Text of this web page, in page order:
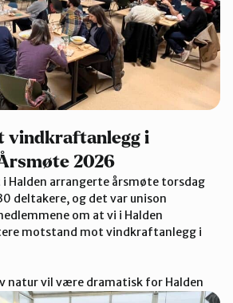
vindkraftanlegg i
2026
Halden arrangerte årsmøte torsdag
deltakere, og det var unison
om at vi i Halden
motstand mot vindkraftanlegg i
natur vil være dramatisk for Halden